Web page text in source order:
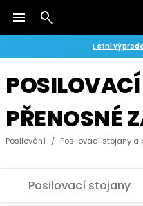
menu search
Letní
PŘENOSNÉ
Posilování / Posilovací stojany a
Posilovací stojany